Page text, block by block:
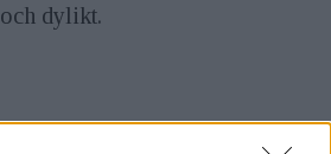
dylikt.